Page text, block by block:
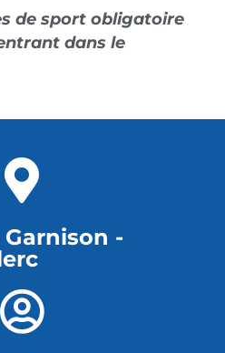
de sport obligatoire
dans le
-